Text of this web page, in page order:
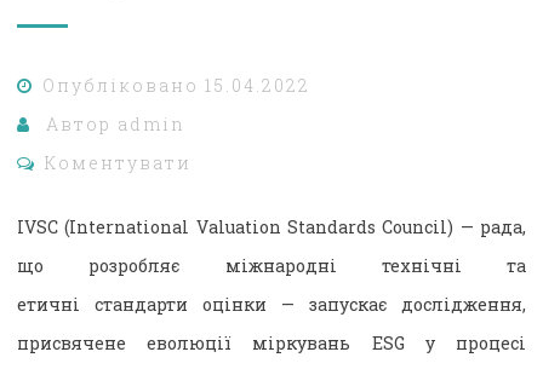
Опубліковано 15.04.2022
Автор admin
Коментувати
IVSC (International Valuation Standards Council) — рада,
що розробляє міжнародні технічні та
етичні стандарти оцінки — запускає дослідження,
присвячене еволюції міркувань ESG у процесі